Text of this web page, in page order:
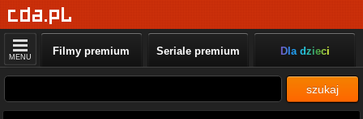
MENU Filmy premium Seriale premium Dla dzieci
szukaj